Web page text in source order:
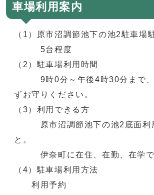
車場利用案内
（1）原市沼調節池下の池2駐車
5台程度
（2）駐車場利用時間
9時0分～午後4時30分まで、
ずお守りください。
（3）利用できる方
原市沼調節池下の池2底面利
と。
伊奈町に在住、在勤、在学で
（4）駐車場利用方法
利用予約